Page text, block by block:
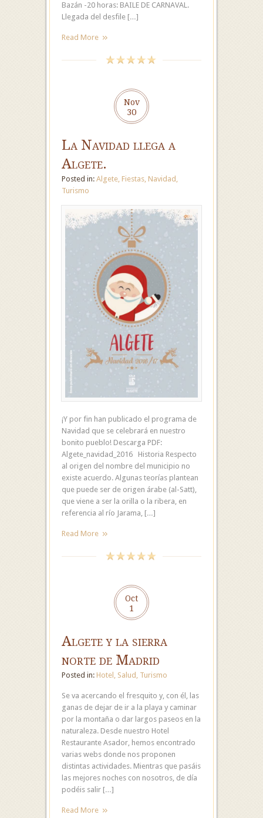
Bazán -20 horas: BAILE DE CARNAVAL.
Llegada del desfile […]
Read More
Nov
30
La Navidad llega a
Algete.
Posted in: Algete Fiestas Navidad
Turismo
¡Y por fin han publicado el programa de
Navidad que se celebrará en nuestro
bonito pueblo! Descarga PDF:
Algete_navidad_2016 Historia Respecto
al origen del nombre del municipio no
existe acuerdo. Algunas teorías plantean
que puede ser de origen árabe (al-Satt),
que viene a ser la orilla o la ribera, en
referencia al río Jarama, […]
Read More
Oct
1
Algete y la sierra
norte de Madrid
Posted in: Hotel Salud Turismo
Se va acercando el fresquito y, con él, las
ganas de dejar de ir a la playa y caminar
por la montaña o dar largos paseos en la
naturaleza. Desde nuestro Hotel
Restaurante Asador, hemos encontrado
varias webs donde nos proponen
distintas actividades. Mientras que pasáis
las mejores noches con nosotros, de día
podéis salir […]
Read More